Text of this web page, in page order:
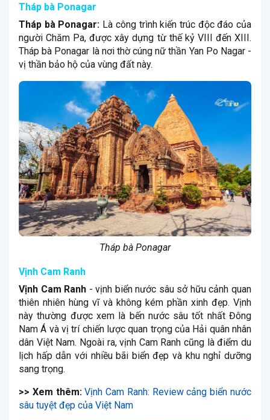
Tháp bà Ponagar
Tháp bà Ponagar: Là công trình kiến trúc độc đáo của
người Chăm Pa, được xây dựng từ thế kỷ VIII đến XIII.
Tháp bà Ponagar là nơi thờ cúng nữ thần Yan Po Nagar -
vị thần bảo hộ của vùng đất này.
Tháp bà Ponagar
Vịnh Cam Ranh
Vịnh Cam Ranh - vịnh biển nước sâu sở hữu cảnh quan
thiên nhiên hùng vĩ và không kém phần xinh đẹp. Vịnh
này thường được xem là bến nước sâu tốt nhất Đông
Nam Á và vị trí chiến lược quan trọng của Hải quân nhân
dân Việt Nam. Ngoài ra, vịnh Cam Ranh cũng là điểm du
lịch hấp dẫn với nhiều bãi biển đẹp và khu nghỉ dưỡng
sang trọng.
>> Xem thêm: Vịnh Cam Ranh: Review cảng biển nước
sâu tuyệt đẹp của Việt Nam